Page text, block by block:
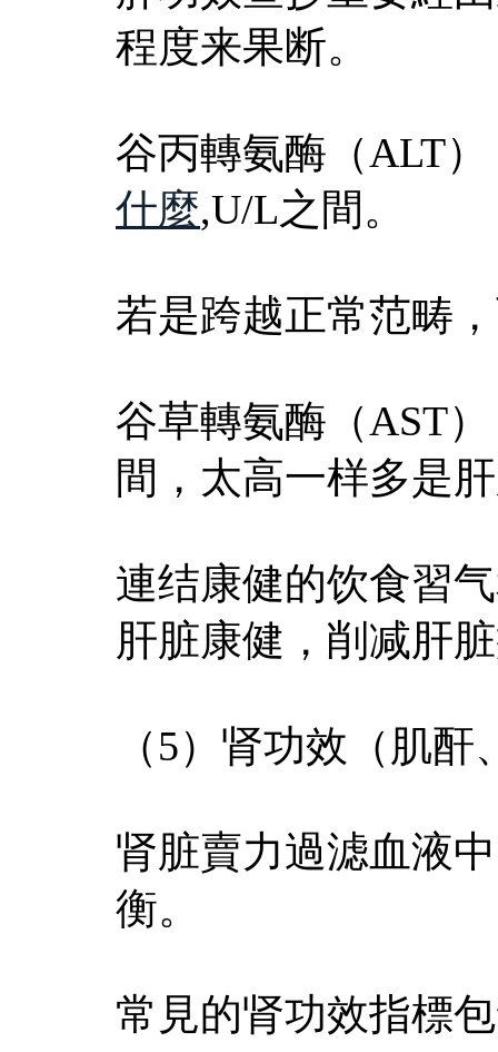
程度来果断。
谷丙轉氨酶（ALT
什麼,U/L之間。
若是跨越正常范畴
谷草轉氨酶（AST
間，太高一样多是
連结康健的饮食習
肝脏康健，削减肝
（5）肾功效（肌酐
肾脏賣力過滤血液
衡。
常見的肾功效指標